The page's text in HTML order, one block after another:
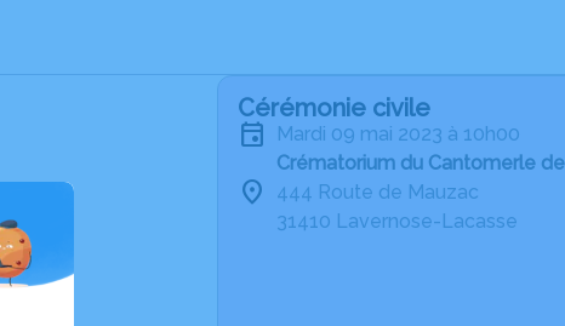
Cérémonie civile
mardi 09 mai 2023 à 10h00
Crématorium du Cantomerle
444 Route de Mauzac
31410 Lavernose-Lacasse